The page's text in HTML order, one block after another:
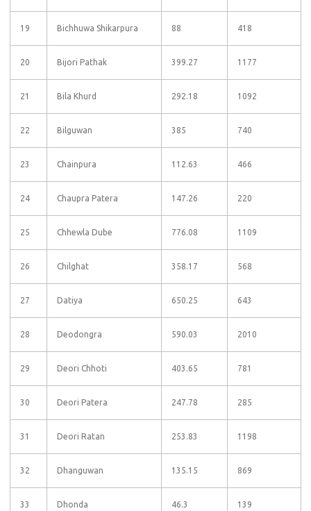
19 Bichhuwa Shikarpura 88 418
20 Bijori Pathak 399.27 1177
21 Bila Khurd 292.18 1092
22 Bilguwan 385 740
23 Chainpura 112.63 466
24 Chaupra Patera 147.26 220
25 Chhewla Dube 776.08 1109
26 Chilghat 358.17 568
27 Datiya 650.25 643
28 Deodongra 590.03 2010
29 Deori Chhoti 403.65 781
30 Deori Patera 247.78 285
31 Deori Ratan 253.83 1198
32 Dhanguwan 135.15 869
33 Dhonda 46.3 139